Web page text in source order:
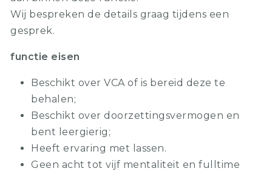
Wij bespreken de details graag tijdens een
gesprek.
functie eisen
Beschikt over VCA of is bereid deze te
behalen;
Beschikt over doorzettingsvermogen en
bent leergierig;
Heeft ervaring met lassen.
Geen acht tot vijf mentaliteit en fulltime